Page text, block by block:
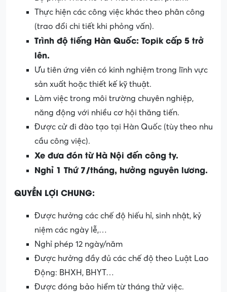
Thực hiện các công việc khác theo phân công
(trao đổi chi tiết khi phỏng vấn).
Trình độ tiếng Hàn Quốc: Topik cấp 5 trở
lên.
Ưu tiên ứng viên có kinh nghiệm trong lĩnh vực
sản xuất hoặc thiết kế kỹ thuật.
Làm việc trong môi trường chuyên nghiệp,
năng động với nhiều cơ hội thăng tiến.
Được cử đi đào tạo tại Hàn Quốc (tùy theo nhu
cầu công việc).
Xe đưa đón từ Hà Nội đến công ty.
Nghỉ 1 Thứ 7/tháng, hưởng nguyên lương.
QUYỀN LỢI CHUNG:
Được hưởng các chế độ hiếu hỉ, sinh nhật, kỷ
niệm các ngày lễ,…
Nghỉ phép 12 ngày/năm
Được hưởng đầy đủ các chế độ theo Luật Lao
Động: BHXH, BHYT…
Được đóng bảo hiểm từ tháng thử việc.